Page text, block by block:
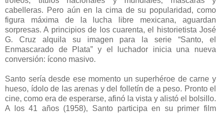
cabelleras. Pero aún en la cima de su popularidad, como
figura máxima de la lucha libre mexicana, aguardan
sorpresas. A principios de los cuarenta, el historietista José
G. Cruz alquila su imagen para la serie “Santo, el
Enmascarado de Plata” y el luchador inicia una nueva
conversión: ícono masivo.
Santo sería desde ese momento un superhéroe de carne y
hueso, ídolo de las arenas y del folletín de a peso. Pronto el
cine, como era de esperarse, afinó la vista y alistó el bolsillo.
A los 41 años (1958), Santo participa en su primer film